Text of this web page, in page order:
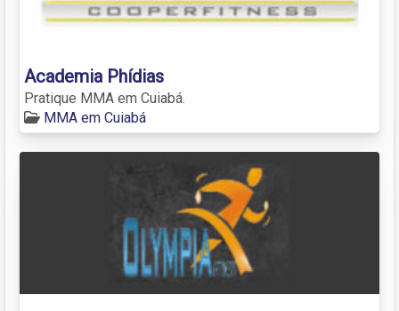
Academia Phídias
Pratique MMA em Cuiabá.
MMA em Cuiabá